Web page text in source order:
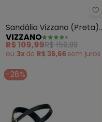
Sandália Vizzano (Preta)
com Palmilha Confort
VIZZANO
R$ 109,99R$ 159,99
ou 3x de R$ 36,66 sem juros
-28%